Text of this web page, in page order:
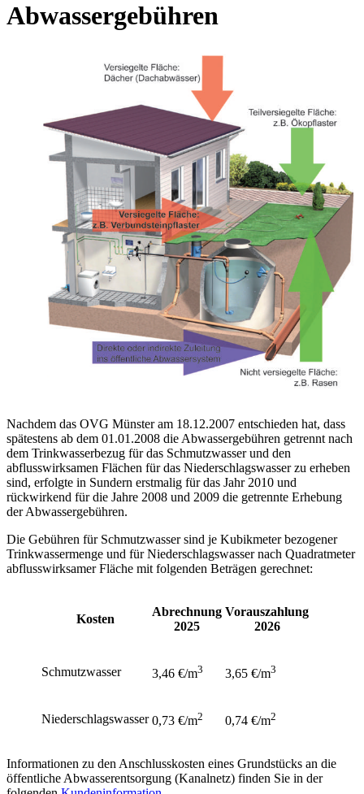
Abwassergebühren
Nachdem das OVG Münster am 18.12.2007 entschieden hat, dass
spätestens ab dem 01.01.2008 die Abwassergebühren getrennt nach
dem Trinkwasserbezug für das Schmutzwasser und den
abflusswirksamen Flächen für das Niederschlagswasser zu erheben
sind, erfolgte in Sundern erstmalig für das Jahr 2010 und
rückwirkend für die Jahre 2008 und 2009 die getrennte Erhebung
der Abwassergebühren.
Die Gebühren für Schmutzwasser sind je Kubikmeter bezogener
Trinkwassermenge und für Niederschlagswasser nach Quadratmeter
abflusswirksamer Fläche mit folgenden Beträgen gerechnet:
Kosten
Abrechnung
2025
Vorauszahlung
2026
Schmutzwasser 3,46 €/m3 3,65 €/m3
Niederschlagswasser 0,73 €/m2 0,74 €/m2
Informationen zu den Anschlusskosten eines Grundstücks an die
öffentliche Abwasserentsorgung (Kanalnetz) finden Sie in der